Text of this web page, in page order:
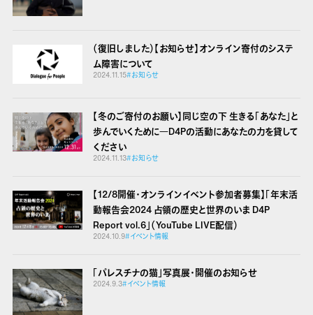
（復旧しました）【お知らせ】オンライン寄付のシステ
ム障害について
2024.11.15#お知らせ
【冬のご寄付のお願い】同じ空の下 生きる「あなた」と
歩んでいくために―D4Pの活動にあなたの力を貸して
ください
2024.11.13#お知らせ
【12/8開催・オンラインイベント参加者募集】「年末活
動報告会2024 占領の歴史と世界のいま D4P
Report vol.6」（YouTube LIVE配信）
2024.10.9#イベント情報
「パレスチナの猫」写真展・開催のお知らせ
2024.9.3#イベント情報